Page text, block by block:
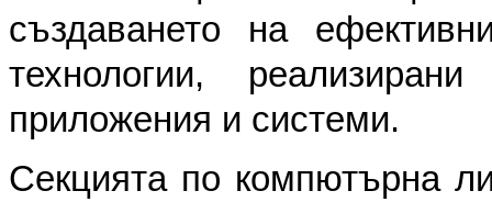
създаването на
технологии,
приложения и системи.
Секцията по компютърна